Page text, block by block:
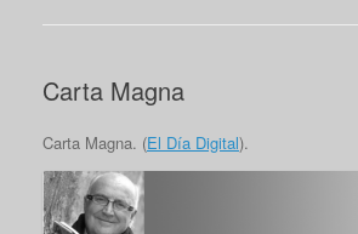
Carta Magna
Carta Magna. (El Día Digital).